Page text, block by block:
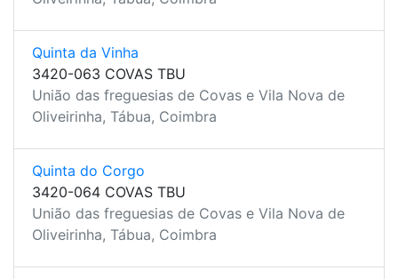
Quinta da Vinha
3420-063 COVAS TBU
União das freguesias de Covas e Vila Nova de
Oliveirinha, Tábua, Coimbra
Quinta do Corgo
3420-064 COVAS TBU
União das freguesias de Covas e Vila Nova de
Oliveirinha, Tábua, Coimbra